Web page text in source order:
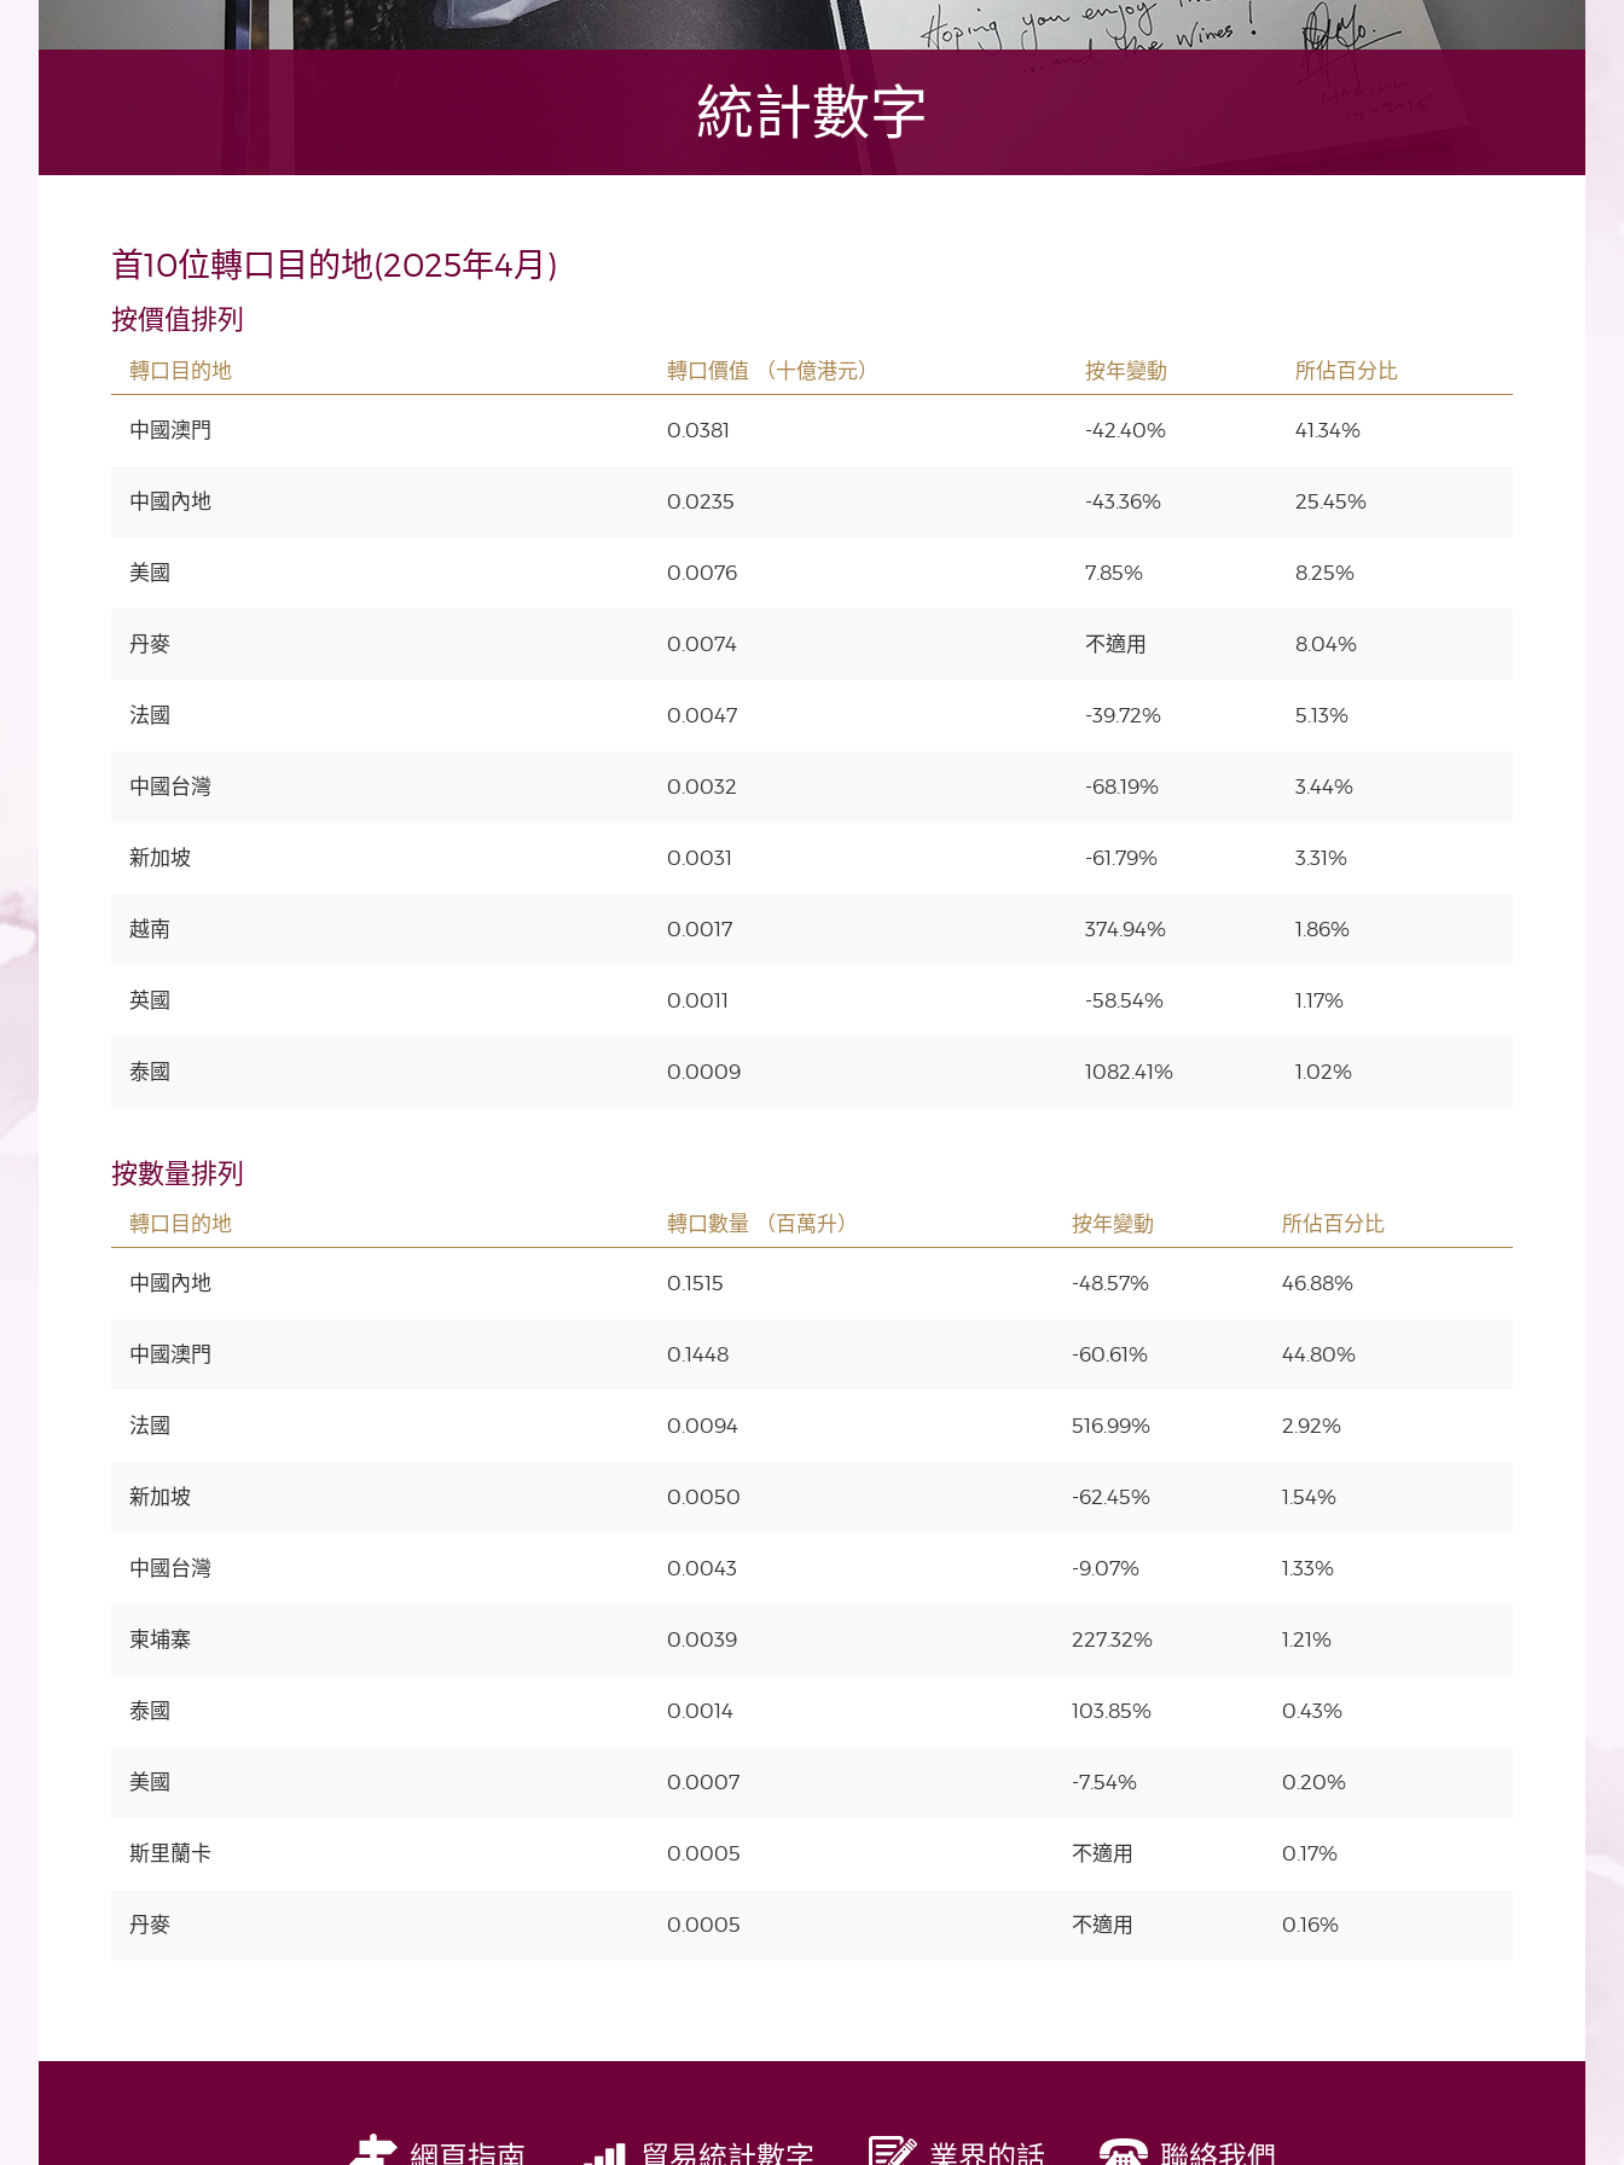
統計數字
首10位轉口目的地(2025年4月)
按價值排列
轉口目的地 轉口價值 （十億港元） 按年變動 所佔百分比
中國澳門 0.0381 -42.40% 41.34%
中國內地 0.0235 -43.36% 25.45%
美國 0.0076 7.85% 8.25%
丹麥 0.0074 不適用 8.04%
法國 0.0047 -39.72% 5.13%
中國台灣 0.0032 -68.19% 3.44%
新加坡 0.0031 -61.79% 3.31%
越南 0.0017 374.94% 1.86%
英國 0.0011 -58.54% 1.17%
泰國 0.0009 1082.41% 1.02%
按數量排列
轉口目的地 轉口數量 （百萬升） 按年變動 所佔百分比
中國內地 0.1515 -48.57% 46.88%
中國澳門 0.1448 -60.61% 44.80%
法國 0.0094 516.99% 2.92%
新加坡 0.0050 -62.45% 1.54%
中國台灣 0.0043 -9.07% 1.33%
柬埔寨 0.0039 227.32% 1.21%
泰國 0.0014 103.85% 0.43%
美國 0.0007 -7.54% 0.20%
斯里蘭卡 0.0005 不適用 0.17%
丹麥 0.0005 不適用 0.16%
網頁指南 貿易統計數字 業界的話 聯絡我們